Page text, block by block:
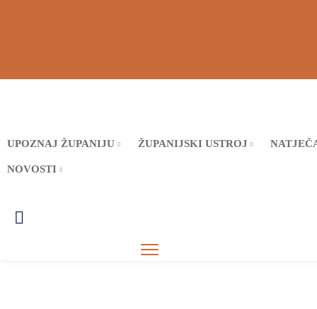
UPOZNAJ ŽUPANIJU ŽUPANIJSKI USTROJ
NOVOSTI